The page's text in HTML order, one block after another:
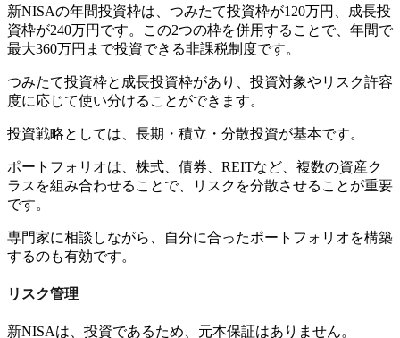
新NISAの年間投資枠は、つみたて投資枠が120万円、成長投
資枠が240万円です。この2つの枠を併用することで、年間で
最大360万円まで投資できる非課税制度です。
つみたて投資枠と成長投資枠があり、投資対象やリスク許容
度に応じて使い分けることができます。
投資戦略としては、長期・積立・分散投資が基本です。
ポートフォリオは、株式、債券、REITなど、複数の資産ク
ラスを組み合わせることで、リスクを分散させることが重要
です。
専門家に相談しながら、自分に合ったポートフォリオを構築
するのも有効です。
リスク管理
新NISAは、投資であるため、元本保証はありません。